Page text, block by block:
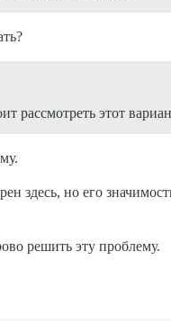
рассмотреть этот
здесь, но его
решить эту проблему.